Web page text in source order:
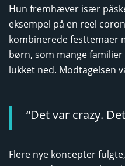
Hun fremhæver især
eksempel på en reel
kombinerede festtemaer
børn, som mange
lukket ned. Modtagelsen
“Det var crazy.
Flere nye koncepter